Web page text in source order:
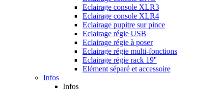
Eclairage console XLR3
Eclairage console XLR4
Eclairage pupitre sur pince
Eclairage régie USB
Eclairage régie à poser
Eclairage régie multi-fonctions
Eclairage régie rack 19''
Elément séparé et accessoire
Infos
Infos